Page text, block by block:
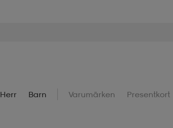
Herr Barn Varumärken Presentkort